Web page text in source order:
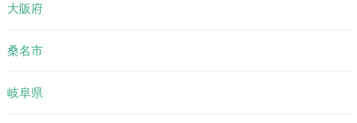
大阪府
桑名市
岐阜県